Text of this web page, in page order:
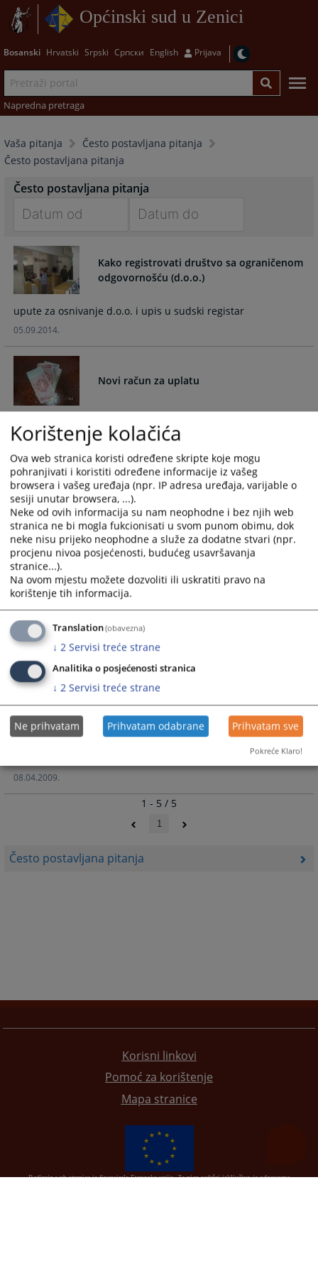
Općinski sud u Zenici
Bosanski Hrvatski Srpski Српски English Prijava
Napredna pretraga
Vaša pitanja
Često postavljana pitanja
Često postavljana pitanja
Često postavljana pitanja
Često postavljana pitanja
forward
to
interact
the
calendar
and
select
date.
Press
the
question
mark
key
to
get
the
keyboard
shortcuts
for
changing
dates.
to
interact
the
and
a
Press
the
question
mark
key
to
get
the
keyboard
shortcuts
changing
dates.
Kako registrovati društvo sa ograničenom
odgovornošću (d.o.o.)
upute za osnivanje d.o.o. i upis u sudski registar
05.09.2014.
Novi račun za uplatu
postupka, paušala i oduzete imovinske koristi
24.02.2014.
Troškovi izlaska na teren sudskih
izvršitelja
Zavisno od udaljenosti mjesta stanovanja izvršenika od
zgrade suda troškovi izlaska na teren sudskih izvršitelja
iznose od 5,00 KM do 20,00 KM
29.02.2012.
Osnivanje firme
Postupak osnivanja firme
Pripravnici i volonteri
08.04.2009.
1 - 5 / 5
1
Korisni linkovi
Pomoć za korištenje
Mapa stranice
Redizajn web stranice je finansirala Evropska unija. Za njen sadržaj isključivo je odgovorno
Korištenje kolačića
Ova web stranica koristi određene skripte koje mogu
pohranjivati i koristiti određene informacije iz vašeg
browsera i vašeg uređaja (npr. IP adresa uređaja, varijable o
sesiji unutar browsera, ...).
Neke od ovih informacija su nam neophodne i bez njih web
stranica ne bi mogla fukcionisati u svom punom obimu, dok
neke nisu prijeko neophodne a služe za dodatne stvari (npr.
procjenu nivoa posjećenosti, budućeg usavršavanja
stranice...).
Na ovom mjestu možete dozvoliti ili uskratiti pravo na
korištenje tih informacija.
Translation(obavezna)
↓ 2 Servisi treće strane
Analitika o posjećenosti stranica
↓ 2 Servisi treće strane
Ne prihvatam Prihvatam odabrane Prihvatam sve
Pokreće Klaro!